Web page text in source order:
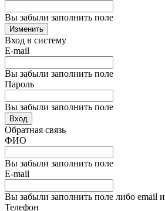
Вы забыли заполнить поле
Изменить
Вход в систему
E-mail
Вы забыли заполнить поле
Пароль
Вы забыли заполнить поле
Вход
Обратная связь
ФИО
Вы забыли заполнить поле
E-mail
Вы забыли заполнить поле либо email
Телефон